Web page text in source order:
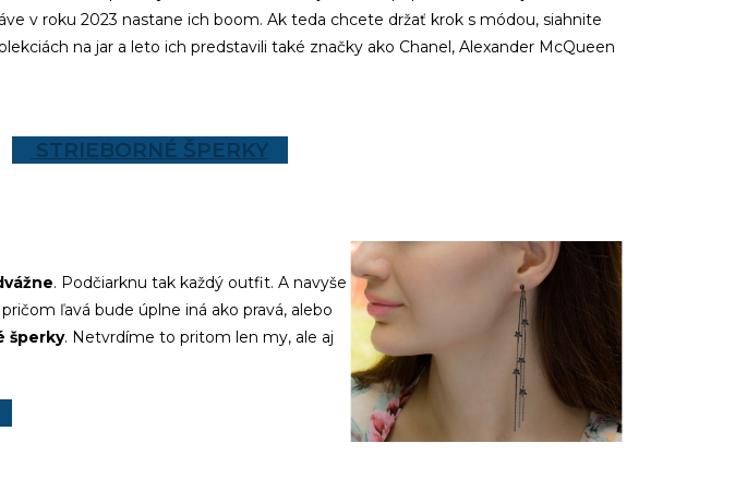
v roku 2023 nastane ich boom. Ak teda chcete držať krok s módou, siahnite
na jar a leto ich predstavili také značky ako Chanel, Alexander McQueen
STRIEBORNÉ ŠPERKY
. Podčiarknu tak každý outfit. A navyše
pričom ľavá bude úplne iná ako pravá, alebo
šperky. Netvrdíme to pritom len my, ale aj